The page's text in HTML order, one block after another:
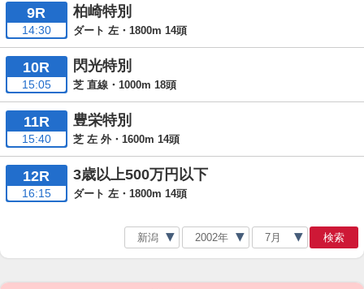
9R
14:30
柏崎特別
ダート 左・1800m 14頭
10R
15:05
閃光特別
芝 直線・1000m 18頭
11R
15:40
豊栄特別
芝 左 外・1600m 14頭
12R
16:15
3歳以上500万円以下
ダート 左・1800m 14頭
検索